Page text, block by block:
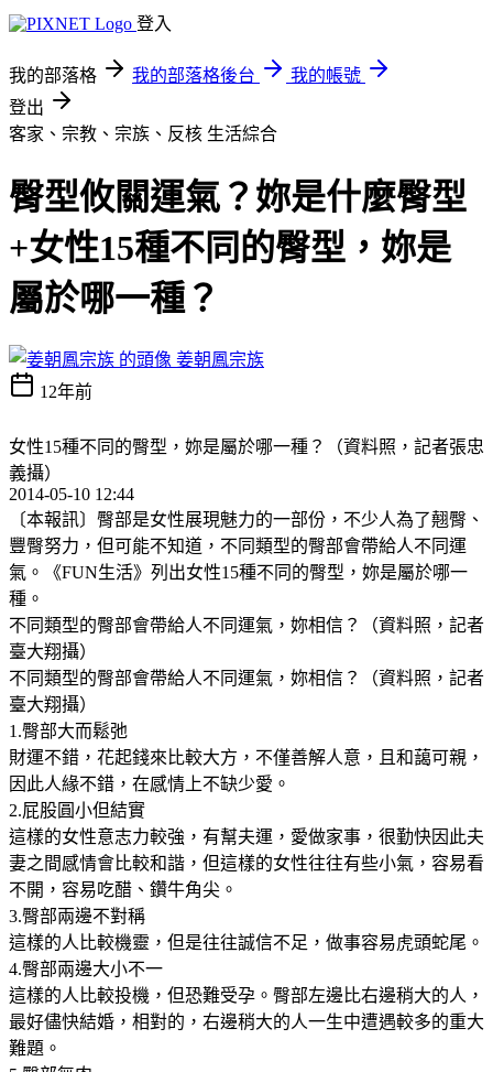
登入
我的部落格 我的部落格後台
我的帳號
登出
客家、宗教、宗族、反核 生活綜合
臀型攸關運氣？妳是什麼臀型
+女性15種不同的臀型，妳是
屬於哪一種？
姜朝鳳宗族
12年前
女性15種不同的臀型，妳是屬於哪一種？（資料照，記者張忠
義攝）
2014-05-10 12:44
〔本報訊〕臀部是女性展現魅力的一部份，不少人為了翹臀、
豐臀努力，但可能不知道，不同類型的臀部會帶給人不同運
氣。《FUN生活》列出女性15種不同的臀型，妳是屬於哪一
種。
不同類型的臀部會帶給人不同運氣，妳相信？（資料照，記者
臺大翔攝）
不同類型的臀部會帶給人不同運氣，妳相信？（資料照，記者
臺大翔攝）
1.臀部大而鬆弛
財運不錯，花起錢來比較大方，不僅善解人意，且和藹可親，
因此人緣不錯，在感情上不缺少愛。
2.屁股圓小但結實
這樣的女性意志力較強，有幫夫運，愛做家事，很勤快因此夫
妻之間感情會比較和諧，但這樣的女性往往有些小氣，容易看
不開，容易吃醋、鑽牛角尖。
3.臀部兩邊不對稱
這樣的人比較機靈，但是往往誠信不足，做事容易虎頭蛇尾。
4.臀部兩邊大小不一
這樣的人比較投機，但恐難受孕。臀部左邊比右邊稍大的人，
最好儘快結婚，相對的，右邊稍大的人一生中遭遇較多的重大
難題。